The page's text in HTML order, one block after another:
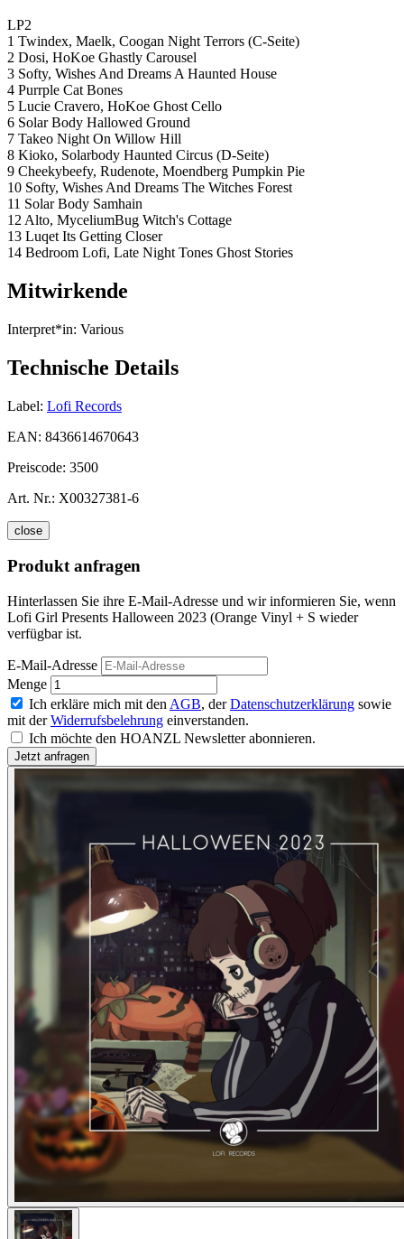
LP2
1 Twindex, Maelk, Coogan Night Terrors (C-Seite)
2 Dosi, HoKoe Ghastly Carousel
3 Softy, Wishes And Dreams A Haunted House
4 Purrple Cat Bones
5 Lucie Cravero, HoKoe Ghost Cello
6 Solar Body Hallowed Ground
7 Takeo Night On Willow Hill
8 Kioko, Solarbody Haunted Circus (D-Seite)
9 Cheekybeefy, Rudenote, Moendberg Pumpkin Pie
10 Softy, Wishes And Dreams The Witches Forest
11 Solar Body Samhain
12 Alto, MyceliumBug Witch's Cottage
13 Luqet Its Getting Closer
14 Bedroom Lofi, Late Night Tones Ghost Stories
Mitwirkende
Interpret*in: Various
Technische Details
Label: Lofi Records
EAN: 8436614670643
Preiscode: 3500
Art. Nr.: X00327381-6
close
Produkt anfragen
Hinterlassen Sie ihre E-Mail-Adresse und wir informieren Sie, wenn
Lofi Girl Presents Halloween 2023 (Orange Vinyl + S wieder
verfügbar ist.
E-Mail-Adresse
Menge
Ich erkläre mich mit den AGB, derDatenschutzerklärung sowie
mit derWiderrufsbelehrung einverstanden.
Ich möchte den HOANZL Newsletter abonnieren.